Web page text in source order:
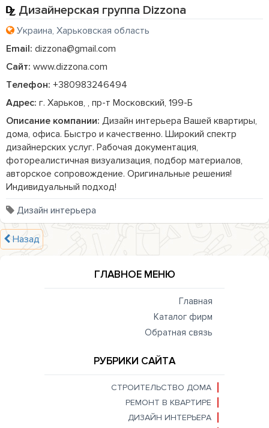
Дизайнерская группа Dizzona
Украина, Харьковская область
Email: dizzona@gmail.com
Сайт: www.dizzona.com
Телефон: +380983246494
Адрес: г. Харьков, , пр-т Московский, 199-Б
Описание компании: Дизайн интерьера Вашей квартиры,
дома, офиса. Быстро и качественно. Широкий спектр
дизайнерских услуг. Рабочая документация,
фотореалистичная визуализация, подбор материалов,
авторское сопровождение. Оригинальные решения!
Индивидуальный подход!
Дизайн интерьера
Назад
ГЛАВНОЕ МЕНЮ
Главная
Каталог фирм
Обратная связь
РУБРИКИ САЙТА
СТРОИТЕЛЬСТВО ДОМА
РЕМОНТ В КВАРТИРЕ
ДИЗАЙН ИНТЕРЬЕРА